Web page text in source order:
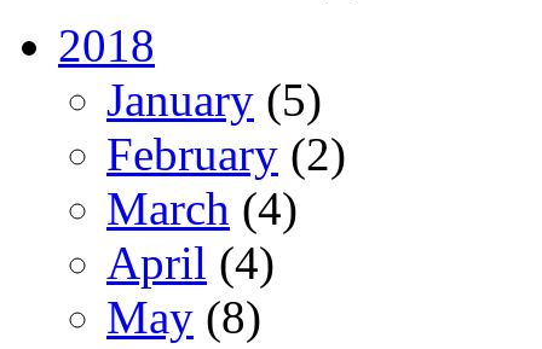
2018
January (5)
February (2)
March (4)
April (4)
May (8)